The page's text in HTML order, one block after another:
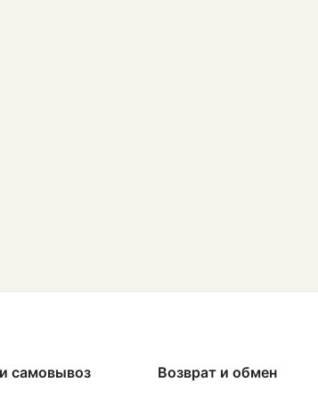
самовывоз Возврат и обмен